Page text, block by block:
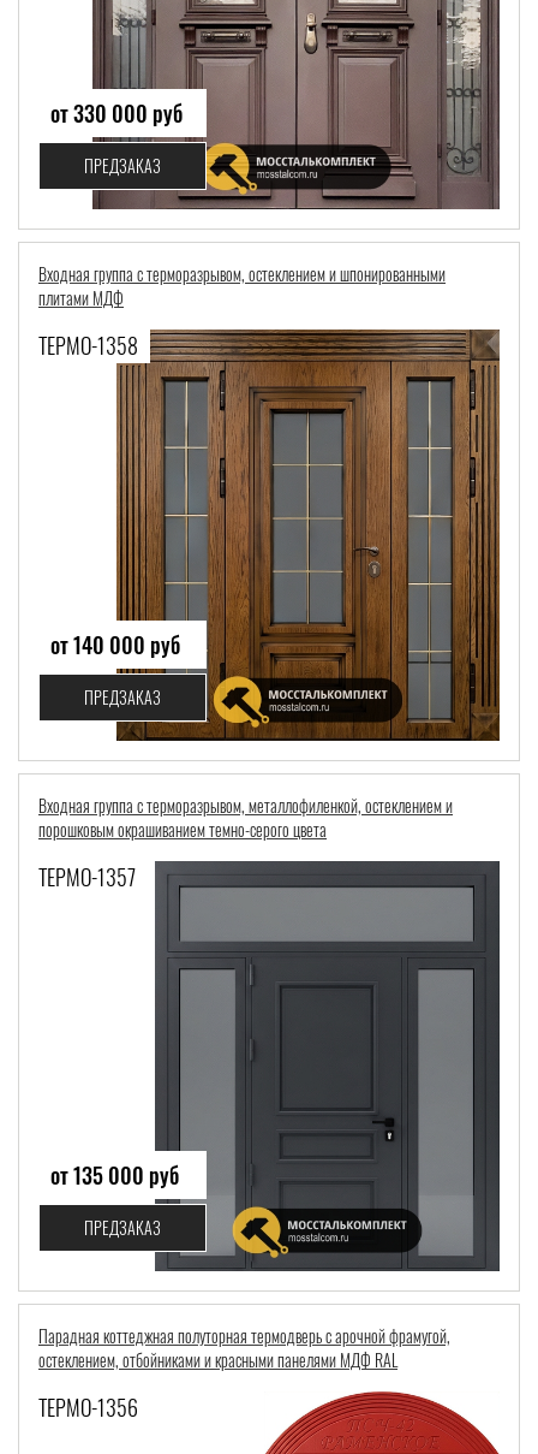
от 330 000 руб
ПРЕДЗАКАЗ
Входная группа с терморазрывом, остеклением и шпонированными
плитами МДФ
ТЕРМО-1358
от 140 000 руб
ПРЕДЗАКАЗ
Входная группа с терморазрывом, металлофиленкой, остеклением и
порошковым окрашиванием темно-серого цвета
ТЕРМО-1357
от 135 000 руб
ПРЕДЗАКАЗ
Парадная коттеджная полуторная термодверь с арочной фрамугой,
остеклением, отбойниками и красными панелями МДФ RAL
ТЕРМО-1356